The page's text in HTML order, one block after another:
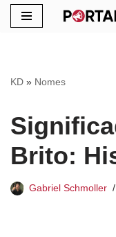
conteúdo
KD » Nomes
Brito:
Gabriel Schmoller